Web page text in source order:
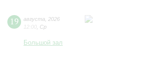
19 августа
2026
12:00 Ср
Большой зал